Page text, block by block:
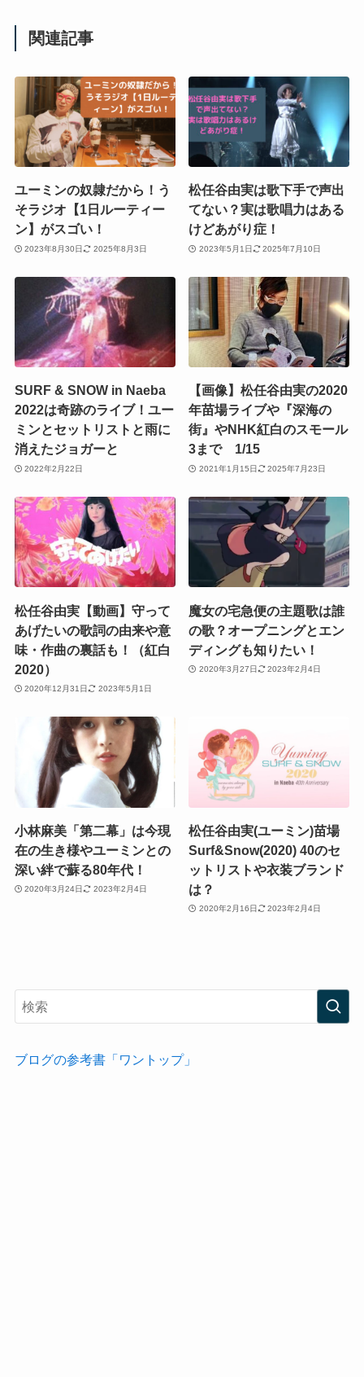
関連記事
ユーミンの奴隷だから！う
そラジオ【1日ルーティー
ン】がスゴい！
2023年8月30日 2025年8月3日
松任谷由実は歌下手で声出
てない？実は歌唱力はある
けどあがり症！
2023年5月1日 2025年7月10日
SURF & SNOW in Naeba
2022は奇跡のライブ！ユー
ミンとセットリストと雨に
消えたジョガーと
2022年2月22日
【画像】松任谷由実の2020
年苗場ライブや『深海の
街』やNHK紅白のスモール
3まで 1/15
2021年1月15日 2025年7月23日
松任谷由実【動画】守って
あげたいの歌詞の由来や意
味・作曲の裏話も！（紅白
2020）
2020年12月31日 2023年5月1日
魔女の宅急便の主題歌は誰
の歌？オープニングとエン
ディングも知りたい！
2020年3月27日 2023年2月4日
小林麻美「第二幕」は今現
在の生き様やユーミンとの
深い絆で蘇る80年代！
2020年3月24日 2023年2月4日
松任谷由実(ユーミン)苗場
Surf&Snow(2020) 40のセ
ットリストや衣装ブランド
は？
2020年2月16日 2023年2月4日
ブログの参考書「ワントップ」